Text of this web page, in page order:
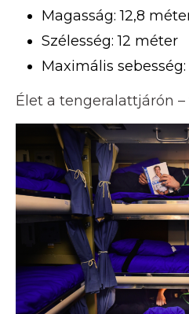
Magasság: 12,8
Szélesség: 12 méter
Maximális
Élet a tengeralattjárón –